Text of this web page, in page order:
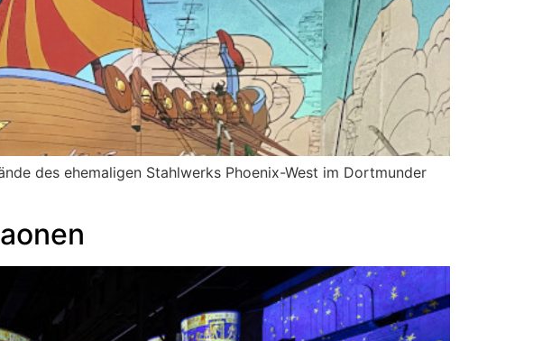
des ehemaligen Stahlwerks Phoenix-West im Dortmunder